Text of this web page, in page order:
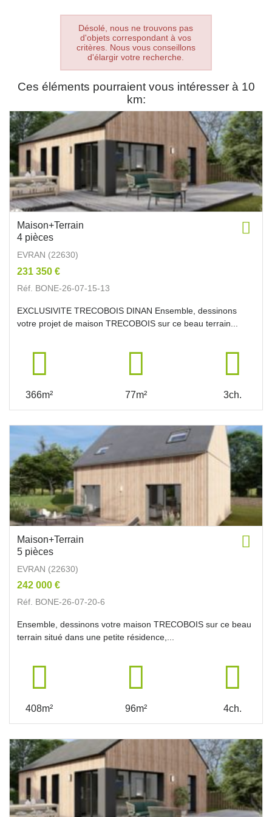
Désolé, nous ne trouvons pas
d'objets correspondant à vos
critères. Nous vous conseillons
d'élargir votre recherche.
Ces éléments pourraient vous intéresser à 10
km:
Maison+Terrain
4 pièces
EVRAN (22630)
231 350 €
Réf. BONE-26-07-15-13
EXCLUSIVITE TRECOBOIS DINAN Ensemble, dessinons
votre projet de maison TRECOBOIS sur ce beau terrain...
366m² 77m² 3ch.
Maison+Terrain
5 pièces
EVRAN (22630)
242 000 €
Réf. BONE-26-07-20-6
Ensemble, dessinons votre maison TRECOBOIS sur ce beau
terrain situé dans une petite résidence,...
408m² 96m² 4ch.